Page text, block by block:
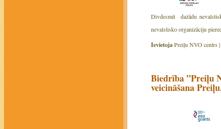
Divdesmit dažādu
nevalstisko organizāciju
IevietojaPreiļu NVO centrs |
Biedrība ”Preiļu
veicināšana